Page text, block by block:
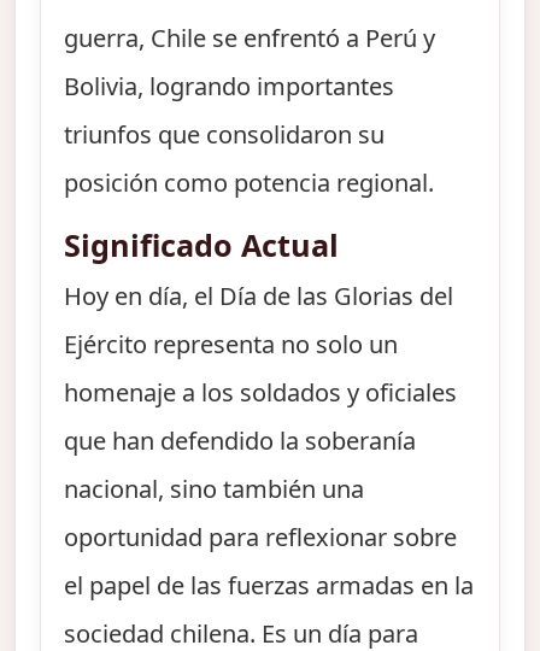
guerra, Chile se enfrentó a Perú y
Bolivia, logrando importantes
triunfos que consolidaron su
posición como potencia regional.
Significado Actual
Hoy en día, el Día de las Glorias del
Ejército representa no solo un
homenaje a los soldados y oficiales
que han defendido la soberanía
nacional, sino también una
oportunidad para reflexionar sobre
el papel de las fuerzas armadas en la
sociedad chilena. Es un día para